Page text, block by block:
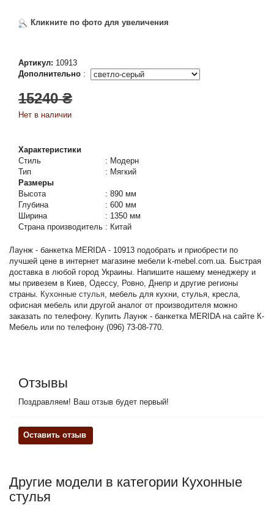
Кликните по фото для увеличения
Артикул: 10913
Дополнительно :
15240 ₴
Нет в наличии
Характеристики
Стиль
: Модерн
Тип
: Мягкий
Размеры
Высота
: 890 мм
Глубина
: 600 мм
Ширина
: 1350 мм
Страна производитель : Китай
Лаунж - банкетка MERIDA - 10913 подобрать и приобрести по
лучшей цене в интернет магазине мебели k-mebel.com.ua. Быстрая
доставка в любой город Украины. Напишите нашему менеджеру и
мы привезем в Киев, Одессу, Ровно, Днепр и другие регионы
страны. Кухонные стулья, мебель для кухни, стулья, кресла,
офисная мебель или другой аналог от производителя можно
заказать по телефону. Купить Лаунж - банкетка MERIDA на сайте К-
Мебель или по телефону (096) 73-08-770.
Отзывы
Поздравляем! Ваш отзыв будет первый!
Оставить отзыв
Другие модели в категории Кухонные
стулья